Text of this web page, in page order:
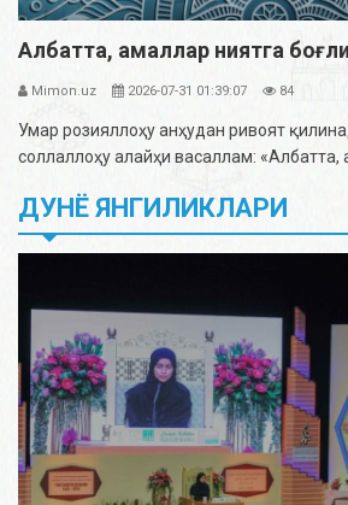
Албатта, амаллар ниятга
Mimon.uz 2026-07-31 01:39:07 84
Умар розияллоҳу анҳудан ривоят
соллаллоҳу алайҳи васаллам: «Албатта,
ДУНЁ ЯНГИЛИКЛАРИ